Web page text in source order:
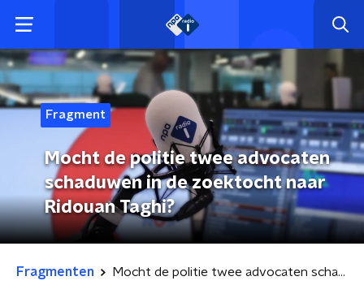
Fragment
Mocht de politie twee advocaten
schaduwen in de zoektocht naar
Ridouan Taghi?
Fragmenten Mocht de politie twee advocaten schaduwen in de zoektocht naar Ridouan Taghi?